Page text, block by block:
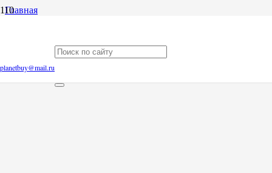
planetbuy@mail.ru
Главная
Почему я не работаю с оптовыми лотами?